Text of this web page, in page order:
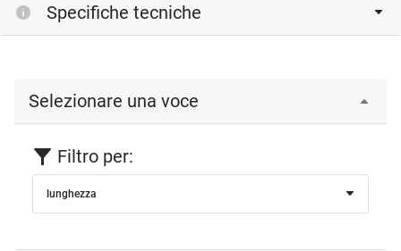
Specifiche tecniche
Selezionare una voce
Filtro per:
lunghezza